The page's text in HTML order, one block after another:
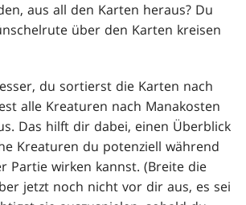
aus all den Karten heraus? Du
über den Karten kreisen
du sortierst die Karten nach
alle Kreaturen nach Manakosten
Das hilft dir dabei, einen Überblick
Kreaturen du potenziell während
Partie wirken kannst. (Breite die
jetzt noch nicht vor dir aus, es sei